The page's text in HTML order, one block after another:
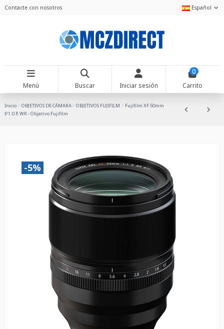
Contacte con nosotros Español
Menú Buscar Iniciar sesión
0
Carrito
Inicio OBJETIVOS DE CÁMARA OBJETIVOS FUJIFILM
Fujifilm XF 50mm
f/1.0 R WR - Objetivo Fujifilm
-5%